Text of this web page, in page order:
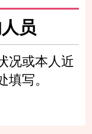
员
况或本人近
写。